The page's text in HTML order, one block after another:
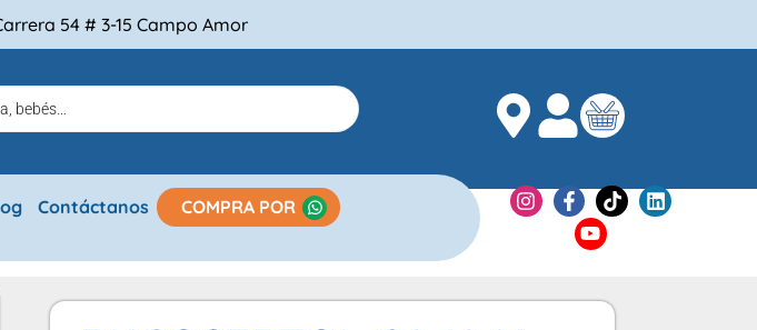
54 # 3-15 Campo Amor
Contáctanos COMPRA POR